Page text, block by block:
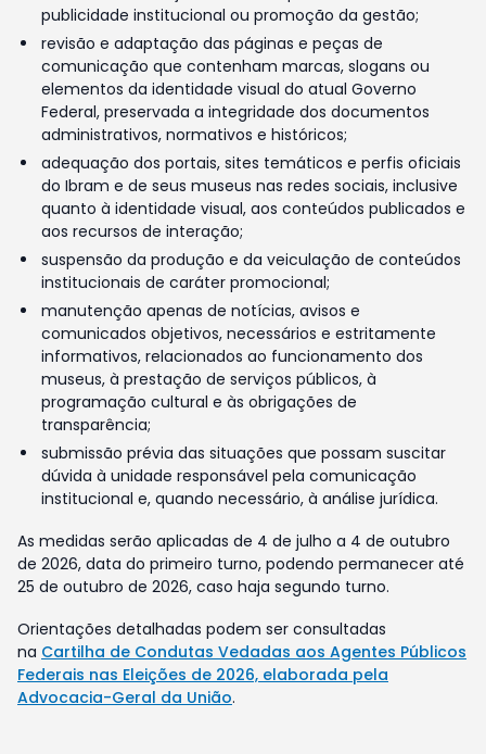
publicidade institucional ou promoção da gestão;
revisão e adaptação das páginas e peças de
comunicação que contenham marcas, slogans ou
elementos da identidade visual do atual Governo
Federal, preservada a integridade dos documentos
administrativos, normativos e históricos;
adequação dos portais, sites temáticos e perfis oficiais
do Ibram e de seus museus nas redes sociais, inclusive
quanto à identidade visual, aos conteúdos publicados e
aos recursos de interação;
suspensão da produção e da veiculação de conteúdos
institucionais de caráter promocional;
manutenção apenas de notícias, avisos e
comunicados objetivos, necessários e estritamente
informativos, relacionados ao funcionamento dos
museus, à prestação de serviços públicos, à
programação cultural e às obrigações de
transparência;
submissão prévia das situações que possam suscitar
dúvida à unidade responsável pela comunicação
institucional e, quando necessário, à análise jurídica.
As medidas serão aplicadas de 4 de julho a 4 de outubro
de 2026, data do primeiro turno, podendo permanecer até
25 de outubro de 2026, caso haja segundo turno.
Orientações detalhadas podem ser consultadas
na Cartilha de Condutas Vedadas aos Agentes Públicos
Federais nas Eleições de 2026, elaborada pela
Advocacia-Geral da União.